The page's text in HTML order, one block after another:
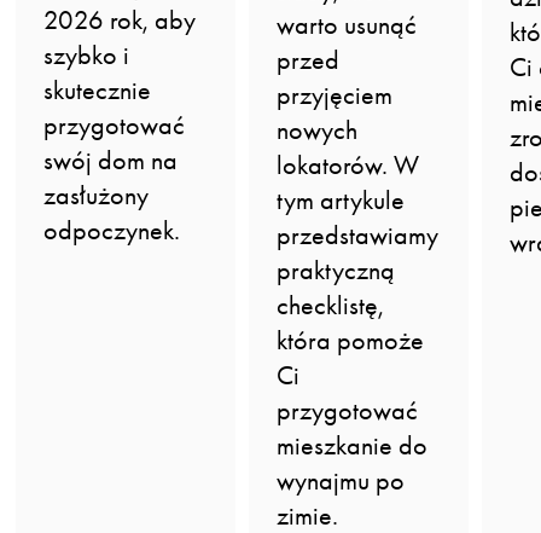
2026 rok, aby
szybko i
skutecznie
przygotować
swój dom na
zasłużony
odpoczynek.
warto usunąć
przed
przyjęciem
nowych
lokatorów. W
tym artykule
przedstawiamy
praktyczną
checklistę,
która pomoże
Ci
przygotować
mieszkanie do
wynajmu po
zimie.
Ci